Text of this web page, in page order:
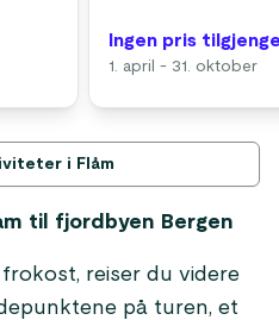
Ingen pris
1. april - 31. oktober
i Flåm
til fjordbyen Bergen
reiser du videre
på turen, et